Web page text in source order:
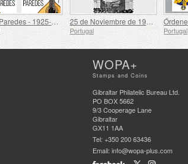
Carlos Paredes - 1925-2025 25 de Noviembre de 1975 - 50 Años
Portugal Portugal
WOPA+
Stamps and Coins
Gibraltar Philatelic Bureau Ltd.
PO BOX 5662
9/3 Cooperage Lane
Gibraltar
GX11 1AA
Tel: +350 200 63436
Email: info@wopa-plus.com